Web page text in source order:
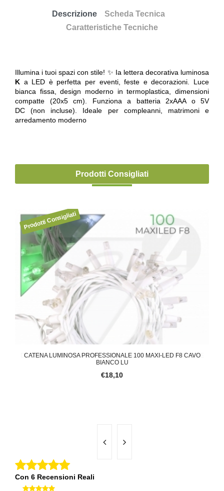
Descrizione
Scheda Tecnica
Caratteristiche Tecniche
Illumina i tuoi spazi con stile! ✨ Ia lettera decorativa luminosa
K a LED è perfetta per eventi, feste e decorazioni. Luce
bianca fissa, design moderno in termoplastica, dimensioni
compatte (20x5 cm). Funziona a batteria 2xAAA o 5V
DC (non incluse). Ideale per compleanni, matrimoni e
arredamento moderno
Prodotti Consigliati
CATENA LUMINOSA PROFESSIONALE 100 MAXI-LED F8 CAVO
BIANCO LU
€18,10
Con 6 Recensioni Reali